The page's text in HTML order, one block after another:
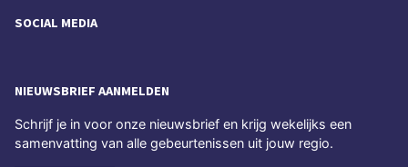
SOCIAL MEDIA
NIEUWSBRIEF AANMELDEN
Schrijf je in voor onze nieuwsbrief en krijg wekelijks een
samenvatting van alle gebeurtenissen uit jouw regio.